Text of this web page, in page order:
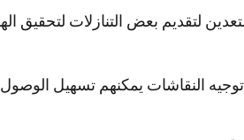
لتقديم بعض التنازلات لتحقيق
توجيه النقاشات يمكنهم تسهيل الوصول